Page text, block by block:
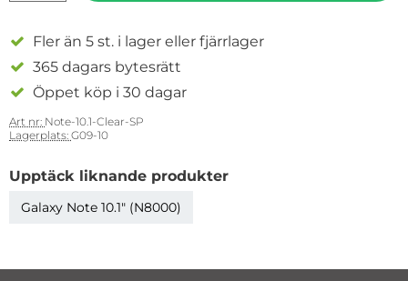
Fler än 5 st. i lager eller fjärrlager
365 dagars bytesrätt
Öppet köp i 30 dagar
Art nr: Note-10.1-Clear-SP
Lagerplats: G09-10
Upptäck liknande produkter
Galaxy Note 10.1" (N8000)